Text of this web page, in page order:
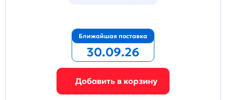
Ближайшая поставка
30.09.26